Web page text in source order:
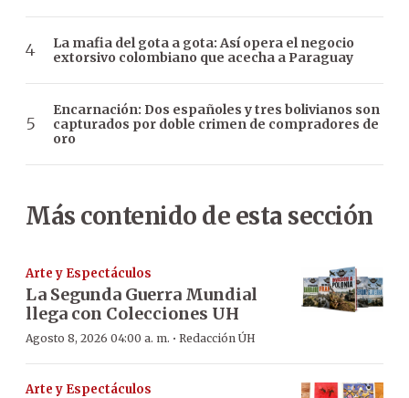
La mafia del gota a gota: Así opera el negocio
extorsivo colombiano que acecha a Paraguay
Encarnación: Dos españoles y tres bolivianos son
capturados por doble crimen de compradores de
oro
Más contenido de esta sección
Arte y Espectáculos
La Segunda Guerra Mundial
llega con Colecciones UH
Agosto 8, 2026 04:00 a. m. · Redacción ÚH
Arte y Espectáculos